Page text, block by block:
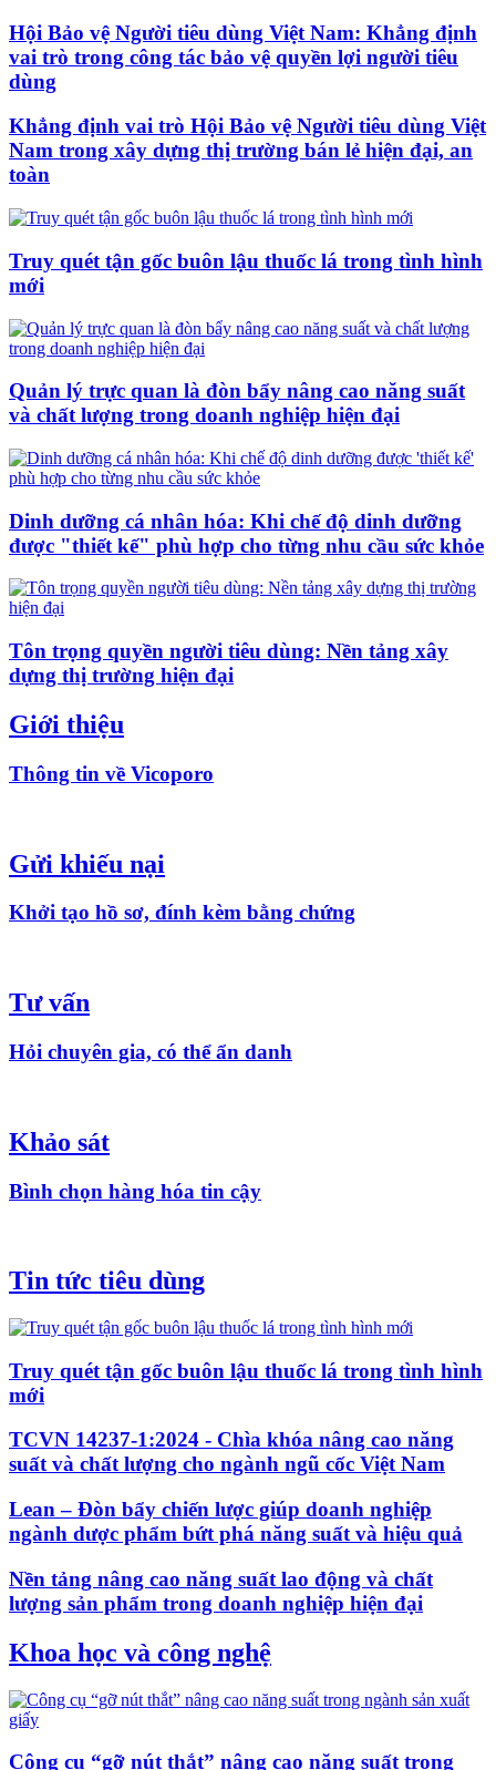
Hội Bảo vệ Người tiêu dùng Việt Nam: Khẳng định
vai trò trong công tác bảo vệ quyền lợi người tiêu
dùng
Khẳng định vai trò Hội Bảo vệ Người tiêu dùng Việt
Nam trong xây dựng thị trường bán lẻ hiện đại, an
toàn
Truy quét tận gốc buôn lậu thuốc lá trong tình hình
mới
Quản lý trực quan là đòn bẩy nâng cao năng suất
và chất lượng trong doanh nghiệp hiện đại
Dinh dưỡng cá nhân hóa: Khi chế độ dinh dưỡng
được "thiết kế" phù hợp cho từng nhu cầu sức khỏe
Tôn trọng quyền người tiêu dùng: Nền tảng xây
dựng thị trường hiện đại
Giới thiệu
Thông tin về Vicoporo
Gửi khiếu nại
Khởi tạo hồ sơ, đính kèm bằng chứng
Tư vấn
Hỏi chuyên gia, có thể ẩn danh
Khảo sát
Bình chọn hàng hóa tin cậy
Tin tức tiêu dùng
Truy quét tận gốc buôn lậu thuốc lá trong tình hình
mới
TCVN 14237-1:2024 - Chìa khóa nâng cao năng
suất và chất lượng cho ngành ngũ cốc Việt Nam
Lean – Đòn bẩy chiến lược giúp doanh nghiệp
ngành dược phẩm bứt phá năng suất và hiệu quả
Nền tảng nâng cao năng suất lao động và chất
lượng sản phẩm trong doanh nghiệp hiện đại
Khoa học và công nghệ
Công cụ “gỡ nút thắt” nâng cao năng suất trong